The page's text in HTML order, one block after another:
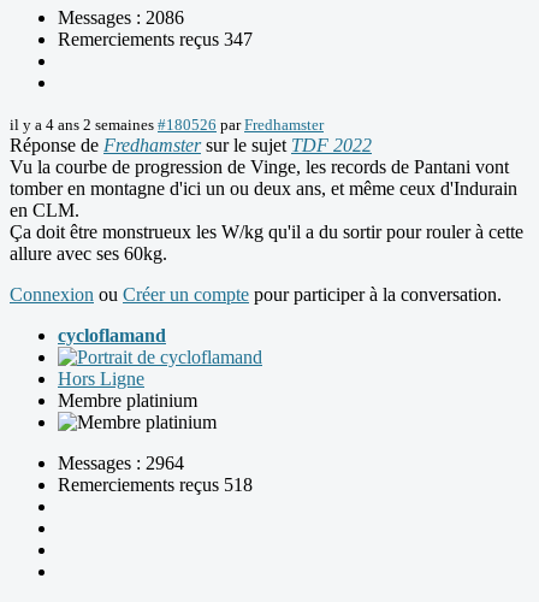
Messages : 2086
Remerciements reçus 347
il y a 4 ans 2 semaines #180526 parFredhamster
Réponse de Fredhamstersur le sujet TDF 2022
Vu la courbe de progression de Vinge, les records de Pantani vont
tomber en montagne d'ici un ou deux ans, et même ceux d'Indurain
en CLM.
Ça doit être monstrueux les W/kg qu'il a du sortir pour rouler à cette
allure avec ses 60kg.
Connexion ou Créer un compte pour participer à la conversation.
cycloflamand
Hors Ligne
Membre platinium
Messages : 2964
Remerciements reçus 518